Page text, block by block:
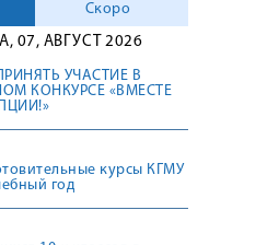
Скоро
07, АВГУСТ 2026
УЧАСТИЕ В
КОНКУРСЕ «ВМЕСТЕ
курсы КГМУ
год